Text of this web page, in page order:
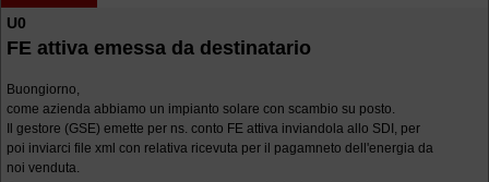
U0
FE attiva emessa da destinatario
Buongiorno,
come azienda abbiamo un impianto solare con scambio su posto.
Il gestore (GSE) emette per ns. conto FE attiva inviandola allo SDI, per
poi inviarci file xml con relativa ricevuta per il pagamneto dell'energia da
noi venduta.